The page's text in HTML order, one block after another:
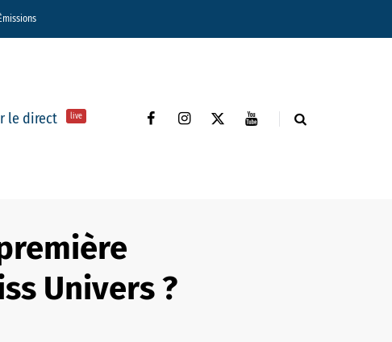
Émissions
le direct live
Univers ?